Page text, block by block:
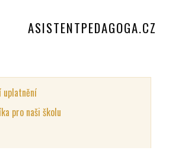
ASISTENTPEDAGOGA.CZ
uplatnění
pro naši školu